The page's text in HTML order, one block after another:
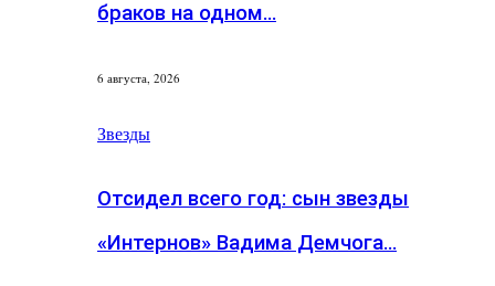
браков на одном…
6 августа, 2026
Звезды
Отсидел всего год: сын звезды
«Интернов» Вадима Демчога…